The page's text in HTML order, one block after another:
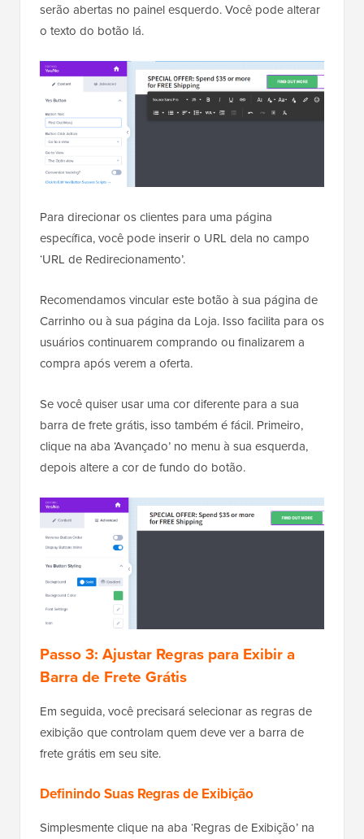
serão abertas no painel esquerdo. Você pode alterar
o texto do botão lá.
Para direcionar os clientes para uma página
específica, você pode inserir o URL dela no campo
‘URL de Redirecionamento’.
Recomendamos vincular este botão à sua página de
Carrinho ou à sua página da Loja. Isso facilita para os
usuários continuarem comprando ou finalizarem a
compra após verem a oferta.
Se você quiser usar uma cor diferente para a sua
barra de frete grátis, isso também é fácil. Primeiro,
clique na aba ‘Avançado’ no menu à sua esquerda,
depois altere a cor de fundo do botão.
Passo 3: Ajustar Regras para Exibir a
Barra de Frete Grátis
Em seguida, você precisará selecionar as regras de
exibição que controlam quem deve ver a barra de
frete grátis em seu site.
Definindo Suas Regras de Exibição
Simplesmente clique na aba ‘Regras de Exibição’ na